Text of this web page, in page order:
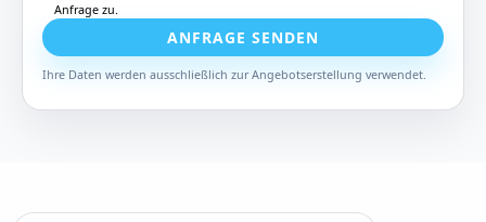
Anfrage zu.
ANFRAGE SENDEN
Ihre Daten werden ausschließlich zur Angebotserstellung verwendet.